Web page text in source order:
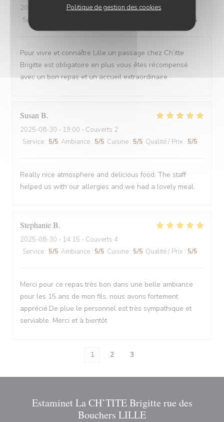
Politique de gestion des cookies
2025-08-30
- 21:15 - Couverts 2
Service
/5
Pour vivre et connaître Lille un passage chez Ch’itte
Brigitte est obligatoire en plus vous êtes récompensé
avec un bon repas et un accueil extraordinaire
Susan B
2025-08-30 - 19:00 - Couverts 2
Service : 5/5 Ambiance : 5/5 Cuisine : 5/5 Qualité / Prix : 5/5
Really nice atmosphere and delicious food. The staff
helped us with our allergies and we had a lovely meal.
StephanieB
2025-08-30 - 14:15 - Couverts 4
Service : 5/5 Ambiance : 5/5 Cuisine : 5/5 Qualité / Prix : 5/5
Merci pour ce repas très bon dans une belle ambiance
pour les 15 ans de mon fils, nous avons fortement
apprécié.De plue le personnel est très sympathique et
serviable. Merci et à bientôt
1 2 3
Estaminet La CH’TITE Brigitte rue des
Bouchers LILLE